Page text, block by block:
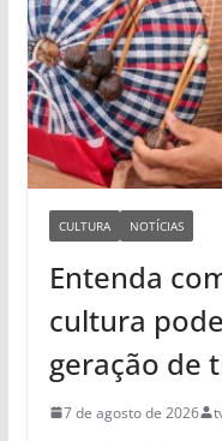
CULTURA NOTÍCIAS
Entenda
cultura
geração de
7 de agosto de 2026